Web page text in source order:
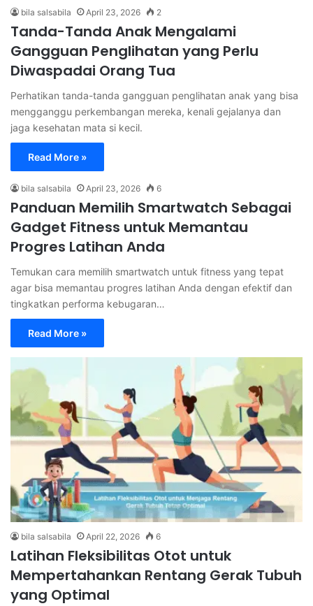
bila salsabila April 23, 2026 2
Tanda-Tanda Anak Mengalami
Gangguan Penglihatan yang Perlu
Diwaspadai Orang Tua
Perhatikan tanda-tanda gangguan penglihatan anak yang bisa
mengganggu perkembangan mereka, kenali gejalanya dan
jaga kesehatan mata si kecil.
Read More »
bila salsabila April 23, 2026 6
Panduan Memilih Smartwatch Sebagai
Gadget Fitness untuk Memantau
Progres Latihan Anda
Temukan cara memilih smartwatch untuk fitness yang tepat
agar bisa memantau progres latihan Anda dengan efektif dan
tingkatkan performa kebugaran…
Read More »
bila salsabila April 22, 2026 6
Latihan Fleksibilitas Otot untuk
Mempertahankan Rentang Gerak Tubuh
yang Optimal